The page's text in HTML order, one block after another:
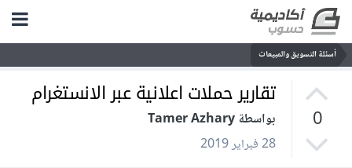
أسئلة التسويق والمبيعات
0
تقارير حملات اعلانية عبر الانستغرام
بواسطة Tamer Azhary
28 فبراير 2019